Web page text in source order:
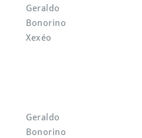
Geraldo
Bonorino
Xexéo
Geraldo
Bonorino